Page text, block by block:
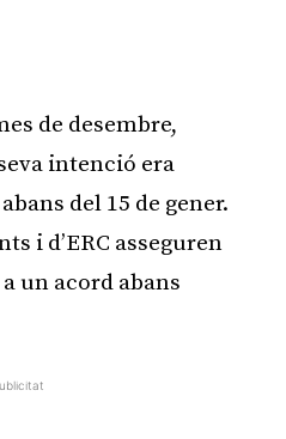
de desembre,
intenció era
del 15 de gener.
i d’ERC asseguren
un acord abans